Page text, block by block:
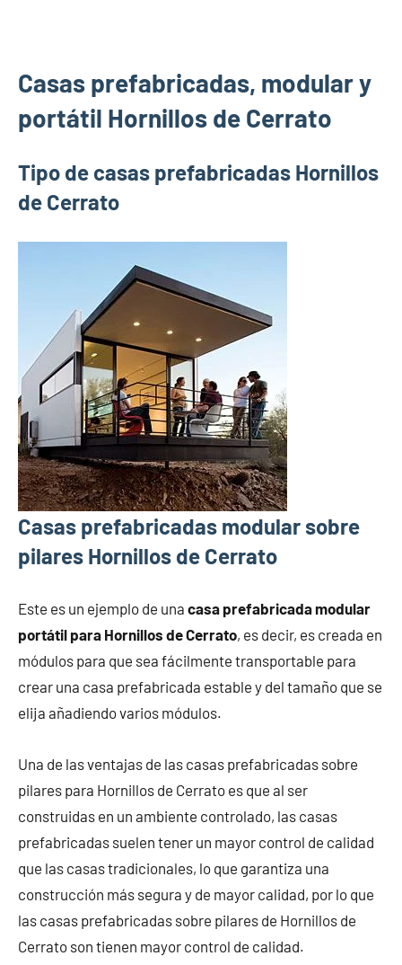
Casas prefabricadas, modular y
portátil Hornillos de Cerrato
Tipo de casas prefabricadas Hornillos
de Cerrato
Casas prefabricadas modular sobre
pilares Hornillos de Cerrato
Este es un ejemplo de una casa prefabricada modular
portátil para Hornillos de Cerrato, es decir, es creada en
módulos para que sea fácilmente transportable para
crear una casa prefabricada estable y del tamaño que se
elija añadiendo varios módulos.
Una de las ventajas de las casas prefabricadas sobre
pilares para Hornillos de Cerrato es que al ser
construidas en un ambiente controlado, las casas
prefabricadas suelen tener un mayor control de calidad
que las casas tradicionales, lo que garantiza una
construcción más segura y de mayor calidad, por lo que
las casas prefabricadas sobre pilares de Hornillos de
Cerrato son tienen mayor control de calidad.